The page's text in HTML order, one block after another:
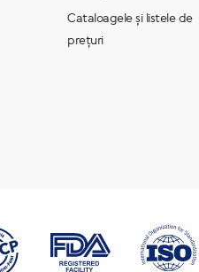
Cataloagele și listele de
prețuri